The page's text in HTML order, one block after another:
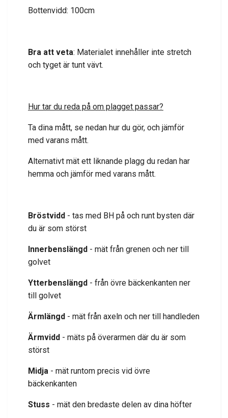
Bottenvidd: 100cm
Bra att veta: Materialet innehåller inte stretch
och tyget är tunt vävt.
Hur tar du reda på om plagget passar?
Ta dina mått, se nedan hur du gör, och jämför
med varans mått.
Alternativt mät ett liknande plagg du redan har
hemma och jämför med varans mått.
Bröstvidd - tas med BH på och runt bysten där
du är som störst
Innerbenslängd - mät från grenen och ner till
golvet
Ytterbenslängd - från övre bäckenkanten ner
till golvet
Ärmlängd - mät från axeln och ner till handleden
Ärmvidd - mäts på överarmen där du är som
störst
Midja - mät runtom precis vid övre
bäckenkanten
Stuss - mät den bredaste delen av dina höfter